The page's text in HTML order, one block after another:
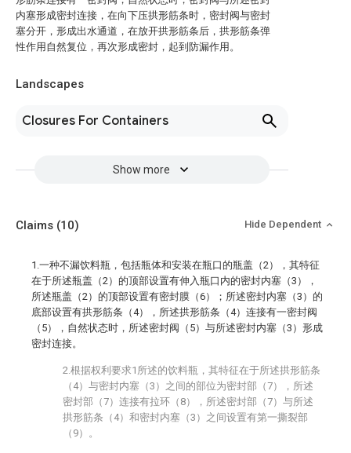
内塞形成密封连接，在向下压拱形筋条时，密封阀与密封
塞分开，形成出水通道，在放开拱形筋条后，拱形筋条弹
性作用自然复位，再次形成密封，起到防漏作用。
Landscapes
Closures For Containers
Show more
Claims (10) Hide Dependent
1.一种不漏饮料瓶，包括瓶体和安装在瓶口的瓶盖（2），其特征
在于所述瓶盖（2）的顶部设置有伸入瓶口内的密封内塞（3），
所述瓶盖（2）的顶部设置有密封膜（6）；所述密封内塞（3）的
底部设置有拱形筋条（4），所述拱形筋条（4）连接有一密封阀
（5），自然状态时，所述密封阀（5）与所述密封内塞（3）形成
密封连接。
2.根据权利要求1所述的饮料瓶，其特征在于所述拱形筋条
（4）与密封内塞（3）之间的部位为密封部（7），所述
密封部（7）连接有拉环（8），所述密封部（7）与所述
拱形筋条（4）和密封内塞（3）之间设置有第一撕裂部
（9）。